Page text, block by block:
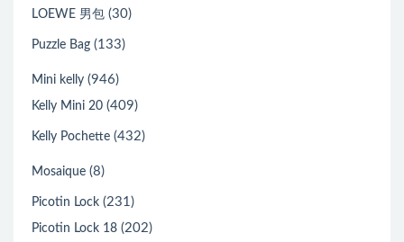
LOEWE 男包 (30)
Puzzle Bag (133)
Mini kelly (946)
Kelly Mini 20 (409)
Kelly Pochette (432)
Mosaique (8)
Picotin Lock (231)
Picotin Lock 18 (202)